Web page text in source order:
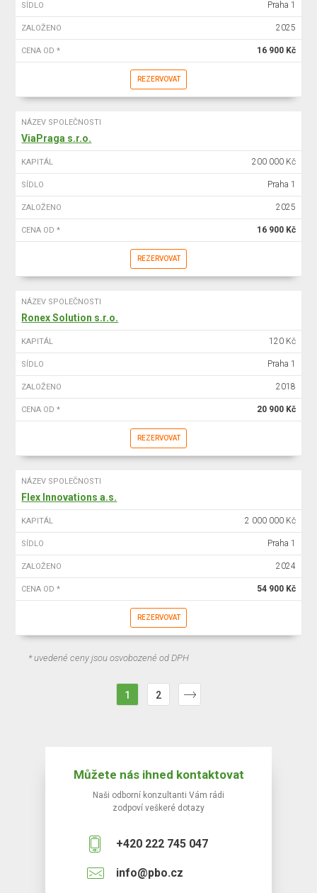
SÍDLO Praha 1
ZALOŽENO 2025
CENA OD * 16 900 Kč
REZERVOVAT
NÁZEV SPOLEČNOSTI
ViaPraga s.r.o.
KAPITÁL 200 000 Kč
SÍDLO Praha 1
ZALOŽENO 2025
CENA OD * 16 900 Kč
REZERVOVAT
NÁZEV SPOLEČNOSTI
Ronex Solution s.r.o.
KAPITÁL 120 Kč
SÍDLO Praha 1
ZALOŽENO 2018
CENA OD * 20 900 Kč
REZERVOVAT
NÁZEV SPOLEČNOSTI
Flex Innovations a.s.
KAPITÁL 2 000 000 Kč
SÍDLO Praha 1
ZALOŽENO 2024
CENA OD * 54 900 Kč
REZERVOVAT
* uvedené ceny jsou osvobozené od DPH
1 2
Můžete nás ihned kontaktovat
Naši odborní konzultanti Vám rádi
zodpoví veškeré dotazy
+420 222 745 047
info@pbo.cz